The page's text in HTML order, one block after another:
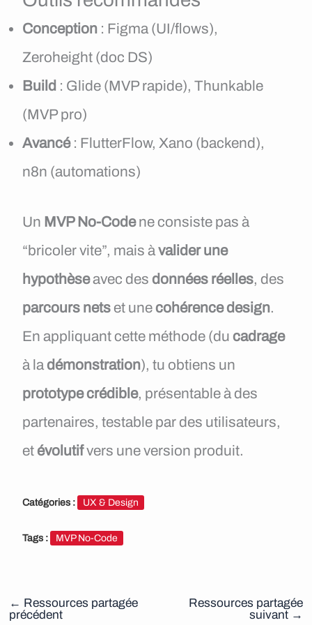
Conception : Figma (UI/flows),
Zeroheight (doc DS)
Build : Glide (MVP rapide), Thunkable
(MVP pro)
Avancé: FlutterFlow, Xano (backend),
n8n (automations)
Un MVP No-Codene consiste pas à
“bricoler vite”, mais àvalider une
hypothèseavec des données réelles, des
parcours nets et unecohérence design.
En appliquant cette méthode (du cadrage
à la démonstration), tu obtiens un
prototype crédible, présentable à des
partenaires, testable par des utilisateurs,
et évolutifvers une version produit.
Catégories : UX & Design
Tags : MVP No-Code
← Ressources partagée
précédent
Ressources partagée
suivant →